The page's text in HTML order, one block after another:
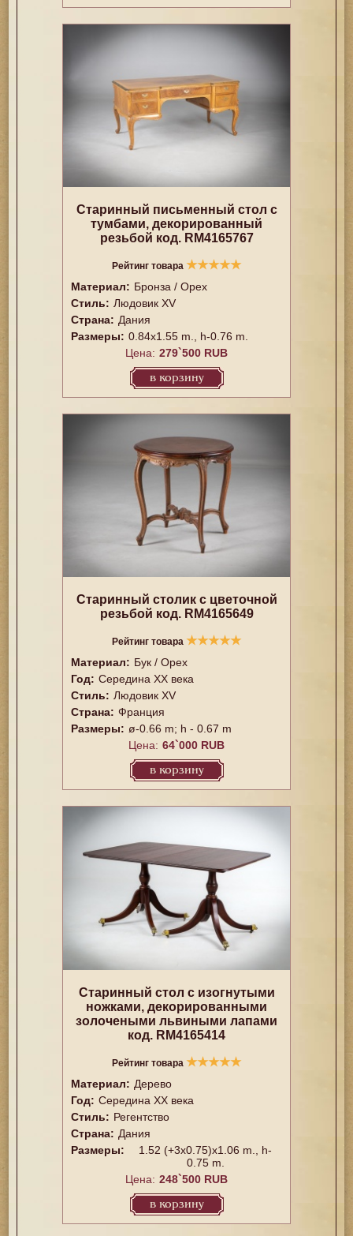
Старинный письменный стол с
тумбами, декорированный
резьбой код. RM4165767
Рейтинг товара ★★★★★
Материал: Бронза / Орех
Стиль: Людовик XV
Страна: Дания
Размеры: 0.84x1.55 m., h-0.76 m.
Цена: 279`500 RUB
в корзину
Старинный столик с цветочной
резьбой код. RM4165649
Рейтинг товара ★★★★★
Материал: Бук / Орех
Год: Середина XX векa
Стиль: Людовик XV
Страна: Франция
Размеры: ø-0.66 m; h - 0.67 m
Цена: 64`000 RUB
в корзину
Старинный стол с изогнутыми
ножками, декорированными
золочеными львиными лапами
код. RM4165414
Рейтинг товара ★★★★★
Материал: Дерево
Год: Середина XX векa
Стиль: Регентство
Страна: Дания
Размеры:
1.52 (+3x0.75)x1.06 m., h-
0.75 m.
Цена: 248`500 RUB
в корзину